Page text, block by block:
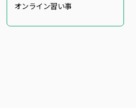
オンライン習い事